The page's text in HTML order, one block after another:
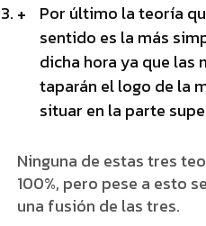
Por último la teoría
sentido es la más
dicha hora ya que las
taparán el logo de la
situar en la parte
Ninguna de estas tres
100%, pero pese a esto
una fusión de las tres.